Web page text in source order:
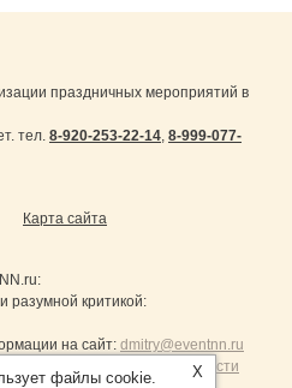
праздничных мероприятий в
тел. 8-920-253-22-14, 8-999-077-
Карта сайта
:
разумной критикой:
на сайт: dmitry@eventnn.ru
и политика конфиденциальности
X
файлы cookie.